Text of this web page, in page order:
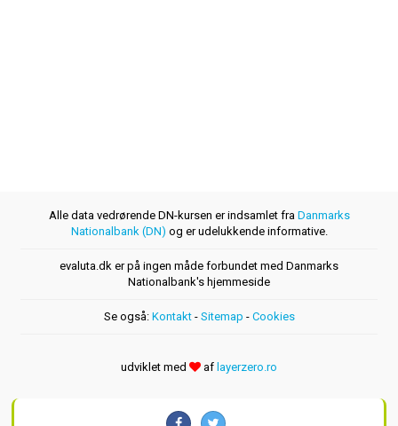
Alle data vedrørende DN-kursen er indsamlet fra Danmarks
Nationalbank (DN) og er udelukkende informative.
evaluta.dk er på ingen måde forbundet med Danmarks
Nationalbank's hjemmeside
Se også: Kontakt- Sitemap - Cookies
udviklet med af layerzero.ro